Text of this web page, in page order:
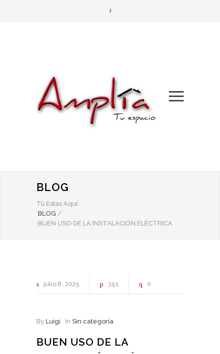
BLOG
Tú Estas Aquí:
BLOG /
BUEN USO DE LA INSTALACIÓN ELÉCTRICA
julio 8 2025 351 0
By Luigi In Sin categoría
BUEN USO DE LA